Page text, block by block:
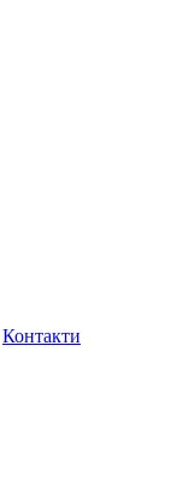
Контакти